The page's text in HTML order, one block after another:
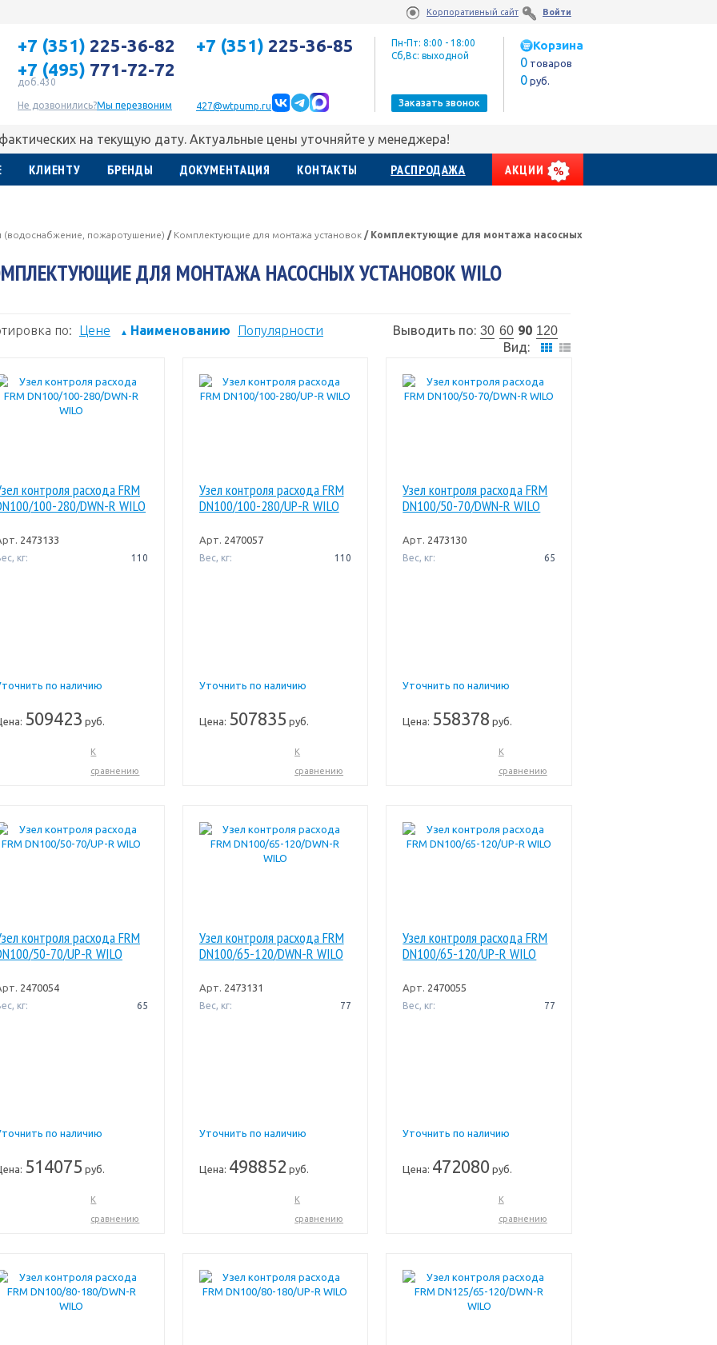
Корпоративный сайт Войти
+7 (351) 225-36-82 +7 (351) 225-36-85
+7 (495) 771-72-72
доб.430
Не дозвонились?Мы перезвоним 427@wtpump.ru
Пн-Пт: 8:00 - 18:00
Сб,Вс: выходной
Заказать звонок
Корзина
0 товаров
0 руб.
на текущую дату. Актуальные цены уточняйте у менеджера!
КЛИЕНТУ БРЕНДЫ ДОКУМЕНТАЦИЯ КОНТАКТЫ РАСПРОДАЖА АКЦИИ
(водоснабжение, пожаротушение) / Комплектующие для монтажа установок / Комплектующие для монтажа насосных
ДЛЯ МОНТАЖА НАСОСНЫХ УСТАНОВОК WILO
по: Цене ▲ Наименованию Популярности Выводить по: 30 60 90 120
Вид:
контроля расхода FRM
100-280/DWN-R WILO
2473133
кг: 110
по наличию
509423 руб.
К
сравнению
Узел контроля расхода FRM
DN100/100-280/UP-R WILO
Арт. 2470057
Вес, кг: 110
Уточнить по наличию
Цена: 507835 руб.
К
сравнению
Узел контроля расхода FRM
DN100/50-70/DWN-R WILO
Арт. 2473130
Вес, кг: 65
Уточнить по наличию
Цена: 558378 руб.
К
сравнению
контроля расхода FRM
50-70/UP-R WILO
2470054
кг: 65
по наличию
514075 руб.
К
сравнению
Узел контроля расхода FRM
DN100/65-120/DWN-R WILO
Арт. 2473131
Вес, кг: 77
Уточнить по наличию
Цена: 498852 руб.
К
сравнению
Узел контроля расхода FRM
DN100/65-120/UP-R WILO
Арт. 2470055
Вес, кг: 77
Уточнить по наличию
Цена: 472080 руб.
К
сравнению